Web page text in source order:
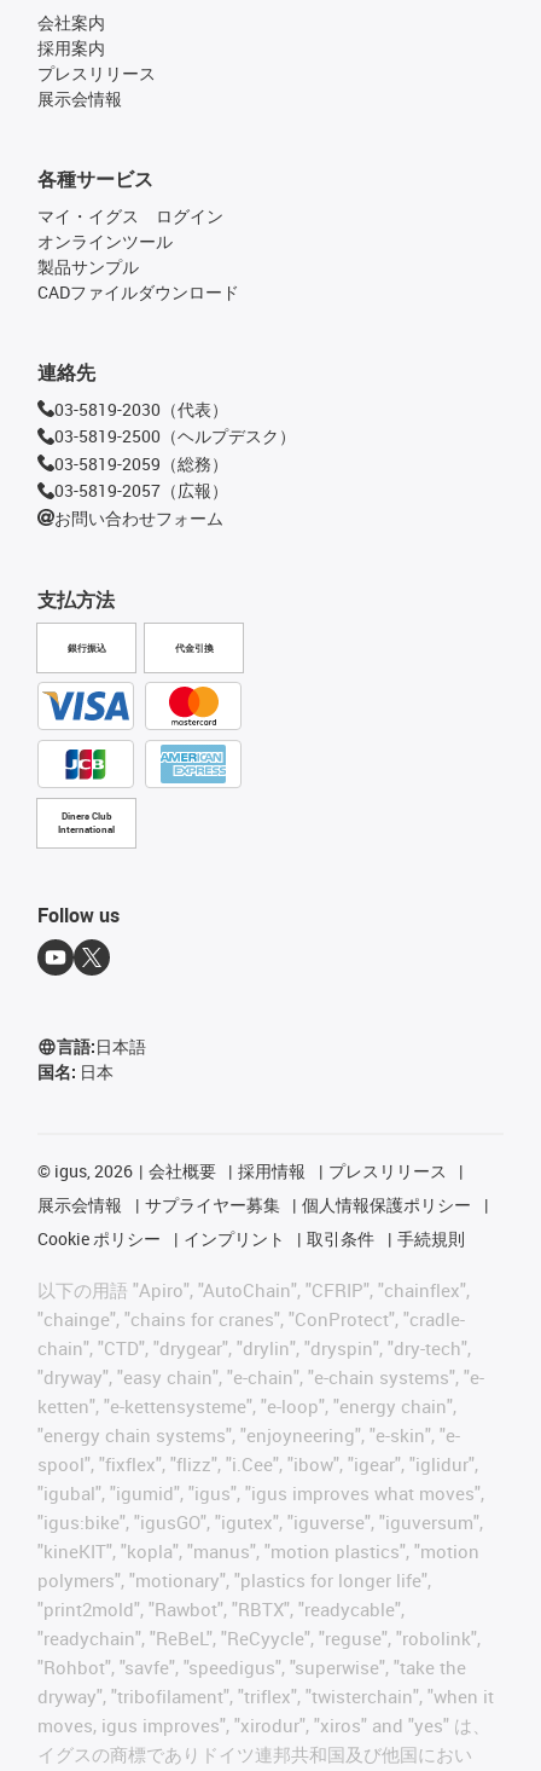
会社案内
採用案内
プレスリリース
展示会情報
支払方法
銀行振込 代金引換
Diners Club
International
各種サービス
マイ・イグス ログイン
オンラインツール
製品サンプル
CADファイルダウンロード
連絡先
03-5819-2030（代表）
03-5819-2500（ヘルプデスク）
03-5819-2059（総務）
03-5819-2057（広報）
お問い合わせフォーム
Follow us
言語:日本語
国名: 日本
© igus, 2026 会社概要 採用情報
プレスリリース
展示会情報
サプライヤー募集
個人情報保護ポリシー
Cookie ポリシー
インプリント 取引条件 手続規則
以下の用語 "Apiro", "AutoChain", "CFRIP", "chainflex",
"chainge", "chains for cranes", "ConProtect", "cradle-
chain", "CTD", "drygear", "drylin", "dryspin", "dry-tech",
"dryway", "easy chain", "e-chain", "e-chain systems", "e-
ketten", "e-kettensysteme", "e-loop", "energy chain",
"energy chain systems", "enjoyneering", "e-skin", "e-
spool", "fixflex", "flizz", "i.Cee", "ibow", "igear", "iglidur",
"igubal", "igumid", "igus", "igus improves what moves",
"igus:bike", "igusGO", "igutex", "iguverse", "iguversum",
"kineKIT", "kopla", "manus", "motion plastics", "motion
polymers", "motionary", "plastics for longer life",
"print2mold", "Rawbot", "RBTX", "readycable",
"readychain", "ReBeL", "ReCyycle", "reguse", "robolink",
"Rohbot", "savfe", "speedigus", "superwise", "take the
dryway", "tribofilament", "triflex", "twisterchain", "when it
moves, igus improves", "xirodur", "xiros" and "yes" は、
イグスの商標でありドイツ連邦共和国及び他国におい